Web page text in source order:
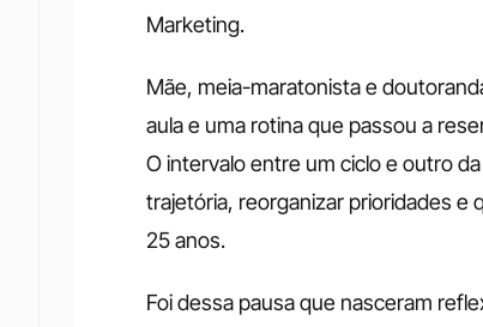
Marketing.
Mãe, meia-maratonista e
aula e uma rotina que passou a
O intervalo entre um ciclo e outro
trajetória, reorganizar prioridades e
25 anos.
Foi dessa pausa que nasceram